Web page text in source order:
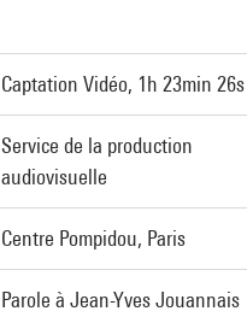
Captation Vidéo, 1h 23min 26s
Service de la production
audiovisuelle
Centre Pompidou, Paris
Parole à Jean-Yves Jouannais